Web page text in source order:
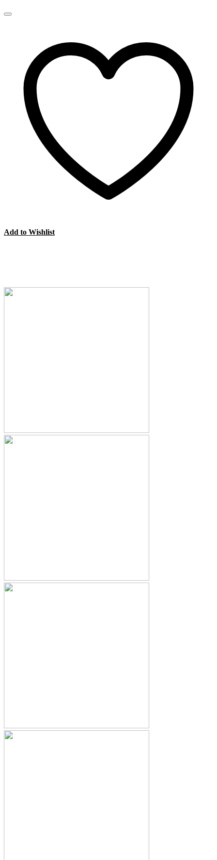
Add to Wishlist